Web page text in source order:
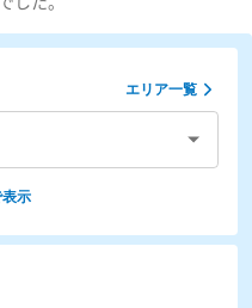
エリア一覧
示